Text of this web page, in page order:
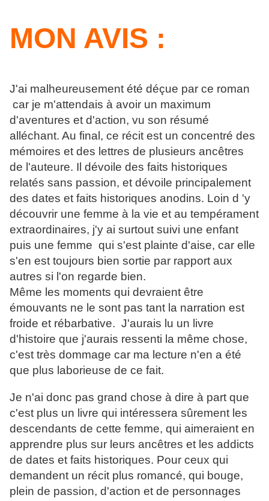
MON AVIS :
J'ai malheureusement été déçue par ce roman
car je m'attendais à avoir un maximum
d'aventures et d'action, vu son résumé
alléchant. Au final, ce récit est un concentré des
mémoires et des lettres de plusieurs ancêtres
de l'auteure. Il dévoile des faits historiques
relatés sans passion, et dévoile principalement
des dates et faits historiques anodins. Loin d 'y
découvrir une femme à la vie et au tempérament
extraordinaires, j'y ai surtout suivi une enfant
puis une femme qui s'est plainte d'aise, car elle
s'en est toujours bien sortie par rapport aux
autres si l'on regarde bien.
Même les moments qui devraient être
émouvants ne le sont pas tant la narration est
froide et rébarbative. J'aurais lu un livre
d'histoire que j'aurais ressenti la même chose,
c'est très dommage car ma lecture n'en a été
que plus laborieuse de ce fait.
Je n'ai donc pas grand chose à dire à part que
c'est plus un livre qui intéressera sûrement les
descendants de cette femme, qui aimeraient en
apprendre plus sur leurs ancêtres et les addicts
de dates et faits historiques. Pour ceux qui
demandent un récit plus romancé, qui bouge,
plein de passion, d'action et de personnages